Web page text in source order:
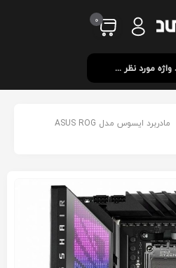
0
مادربرد ایسوس مدل ASUS ROG